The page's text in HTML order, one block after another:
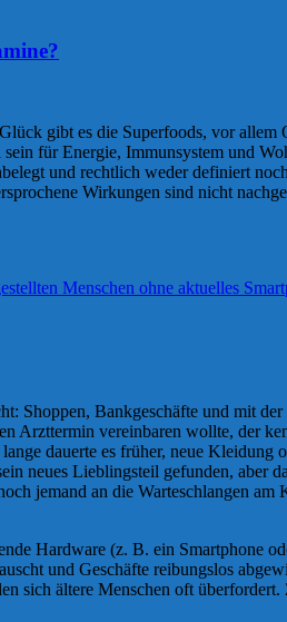
gibt es die Superfoods, vor
für Energie, Immunsystem und
und rechtlich weder definiert
Wirkungen sind nicht
Shoppen, Bankgeschäfte und mit
Arzttermin vereinbaren wollte, der
dauerte es früher, neue Kleidung
neues Lieblingsteil gefunden, aber
jemand an die Warteschlangen
Hardware (z. B. ein Smartphone
und Geschäfte reibungslos
sich ältere Menschen oft